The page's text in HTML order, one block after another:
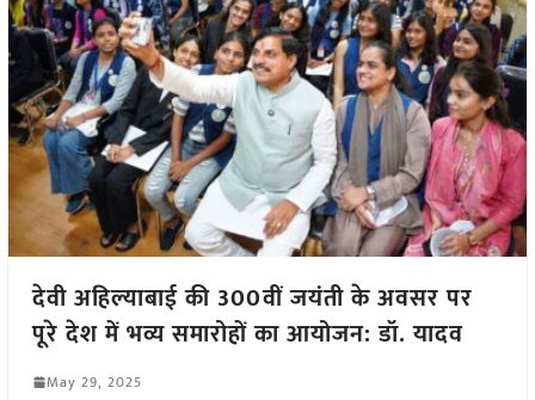
देवी अहिल्याबाई की 300वीं जयंती के अवसर पर
पूरे देश में भव्य समारोहों का आयोजन: डॉ. यादव
May 29, 2025